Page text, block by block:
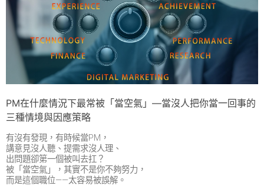
PM在什麼情況下最常被「當空氣」—當沒人把你當一回事的
三種情境與因應策略
有沒有發現，有時候當PM，
講意見沒人聽、提需求沒人理、
出問題卻第一個被叫去扛？
被「當空氣」，其實不是你不夠努力，
而是這個職位——太容易被誤解。